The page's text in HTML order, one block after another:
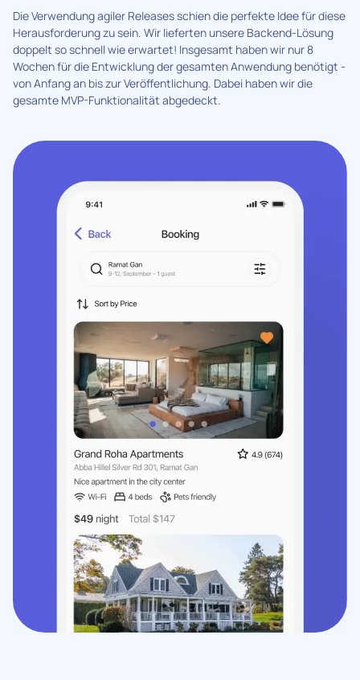
Die Verwendung agiler Releases schien die perfekte Idee für diese
Herausforderung zu sein. Wir lieferten unsere Backend-Lösung
doppelt so schnell wie erwartet! Insgesamt haben wir nur 8
Wochen für die Entwicklung der gesamten Anwendung benötigt -
von Anfang an bis zur Veröffentlichung. Dabei haben wir die
gesamte MVP-Funktionalität abgedeckt.